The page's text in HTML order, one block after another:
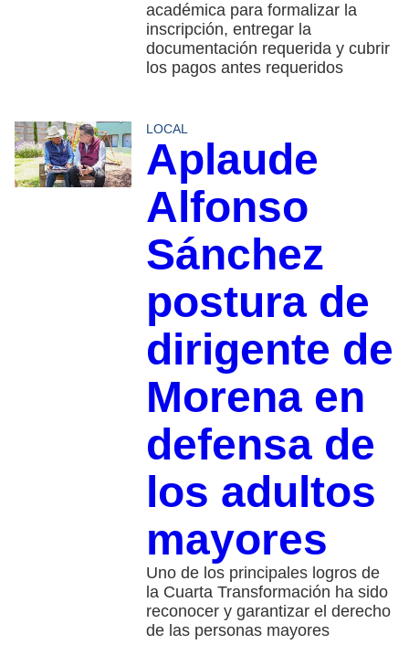
académica para formalizar la
inscripción, entregar la
documentación requerida y cubrir
los pagos antes requeridos
LOCAL
Aplaude
Alfonso
Sánchez
postura de
dirigente de
Morena en
defensa de
los adultos
mayores
Uno de los principales logros de
la Cuarta Transformación ha sido
reconocer y garantizar el derecho
de las personas mayores